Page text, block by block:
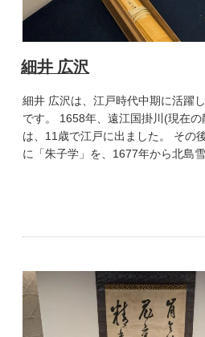
細井 広沢
細井 広沢は、江戸時代中期に活躍
です。 1658年、遠江国掛川(現在
は、11歳で江戸に出ました。 その
に「朱子学」を、1677年から北島